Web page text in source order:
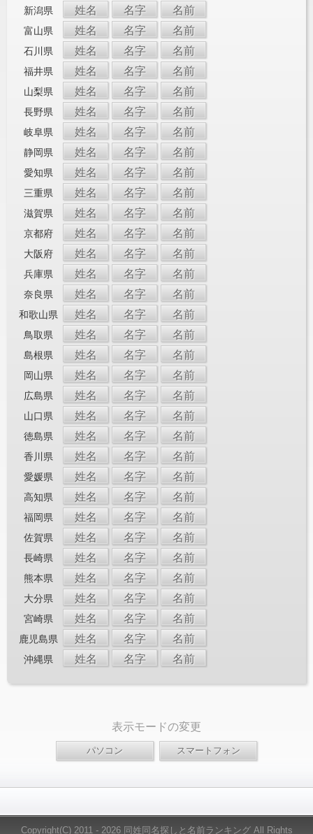
新潟県 姓名 名字 名前
富山県 姓名 名字 名前
石川県 姓名 名字 名前
福井県 姓名 名字 名前
山梨県 姓名 名字 名前
長野県 姓名 名字 名前
岐阜県 姓名 名字 名前
静岡県 姓名 名字 名前
愛知県 姓名 名字 名前
三重県 姓名 名字 名前
滋賀県 姓名 名字 名前
京都府 姓名 名字 名前
大阪府 姓名 名字 名前
兵庫県 姓名 名字 名前
奈良県 姓名 名字 名前
和歌山県 姓名 名字 名前
鳥取県 姓名 名字 名前
島根県 姓名 名字 名前
岡山県 姓名 名字 名前
広島県 姓名 名字 名前
山口県 姓名 名字 名前
徳島県 姓名 名字 名前
香川県 姓名 名字 名前
愛媛県 姓名 名字 名前
高知県 姓名 名字 名前
福岡県 姓名 名字 名前
佐賀県 姓名 名字 名前
長崎県 姓名 名字 名前
熊本県 姓名 名字 名前
大分県 姓名 名字 名前
宮崎県 姓名 名字 名前
鹿児島県 姓名 名字 名前
沖縄県 姓名 名字 名前
表示モードの変更
Copyright(C) 2011 - 2026 同姓同名探しと名前ランキング All Rights